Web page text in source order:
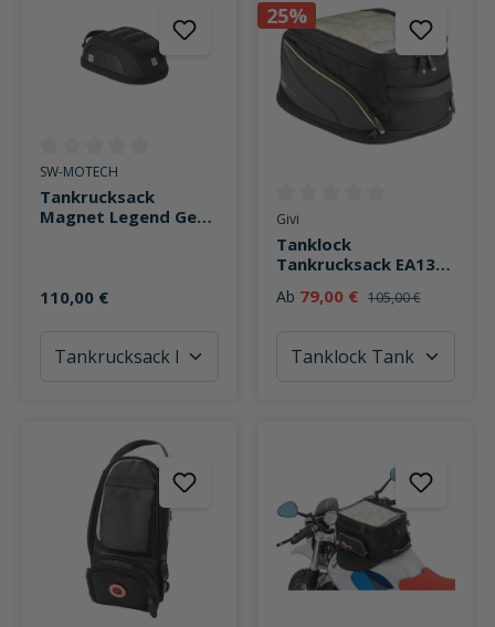
Durchschnittliche Bewertung von 0 von 5 Sternen
SW-MOTECH
Tankrucksack
Magnet Legend Gear
110,00 €
25%
Durchschnittliche Bewertung
Givi
Tanklock
Tankrucksack EA131
Ab 79,00 € 105,00 €